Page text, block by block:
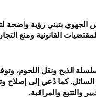
القانونية ومنع
الذبح ونقل اللحوم،
كما دُعي إلى إصلاح
والتتبع والمراقبة.